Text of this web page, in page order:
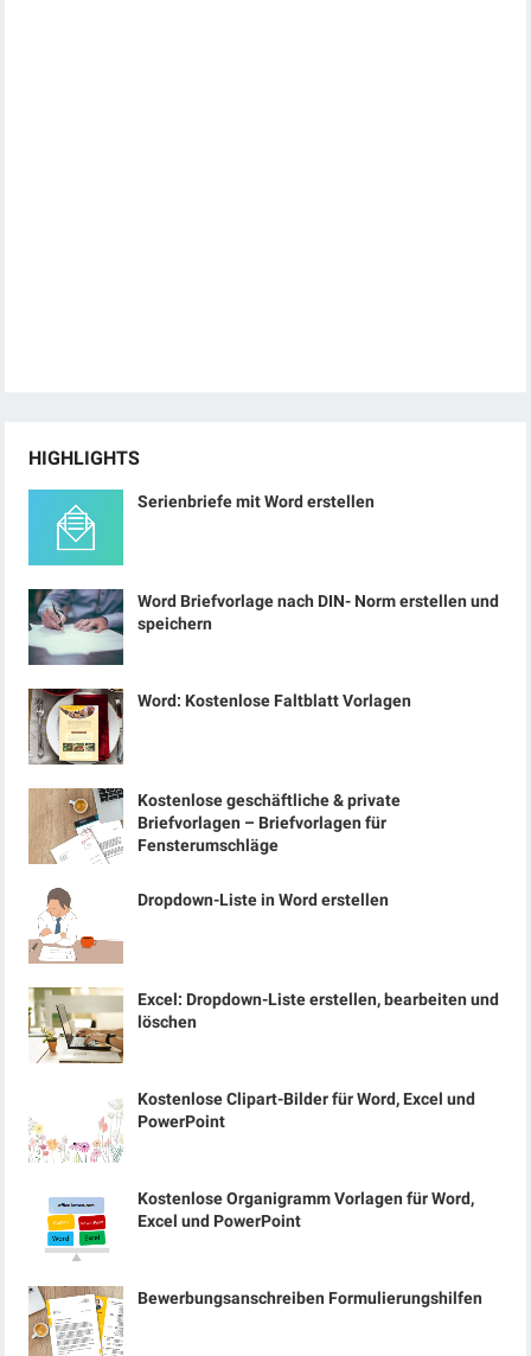
HIGHLIGHTS
Serienbriefe mit Word erstellen
Word Briefvorlage nach DIN- Norm erstellen und
speichern
Word: Kostenlose Faltblatt Vorlagen
Kostenlose geschäftliche & private
Briefvorlagen – Briefvorlagen für
Fensterumschläge
Dropdown-Liste in Word erstellen
Excel: Dropdown-Liste erstellen, bearbeiten und
löschen
Kostenlose Clipart-Bilder für Word, Excel und
PowerPoint
Kostenlose Organigramm Vorlagen für Word,
Excel und PowerPoint
Bewerbungsanschreiben Formulierungshilfen